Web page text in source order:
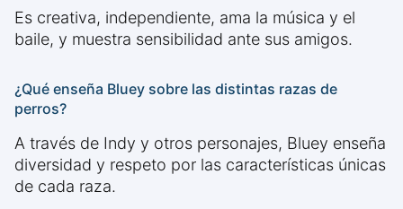
Es creativa, independiente, ama la música y el
baile, y muestra sensibilidad ante sus amigos.
¿Qué enseña Bluey sobre las distintas razas de
perros?
A través de Indy y otros personajes, Bluey enseña
diversidad y respeto por las características únicas
de cada raza.